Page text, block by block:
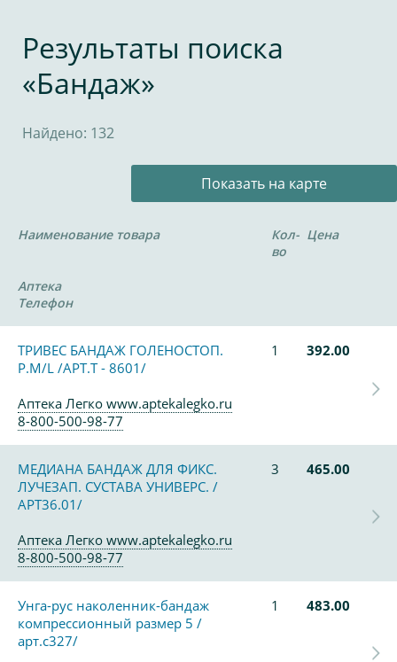
Результаты поиска
«Бандаж»
Найдено: 132
Показать на карте
Наименование товара
Кол-
во
Цена
Аптека
Телефон
ТРИВЕС БАНДАЖ ГОЛЕНОСТОП.
Р.М/L /АРТ.Т - 8601/
1 392.00
Аптека Легко www.aptekalegko.ru
8-800-500-98-77
МЕДИАНА БАНДАЖ ДЛЯ ФИКС.
ЛУЧЕЗАП. СУСТАВА УНИВЕРС. /
АРТ36.01/
3 465.00
Аптека Легко www.aptekalegko.ru
8-800-500-98-77
Унга-рус наколенник-бандаж
компрессионный размер 5 /
арт.с327/
1 483.00